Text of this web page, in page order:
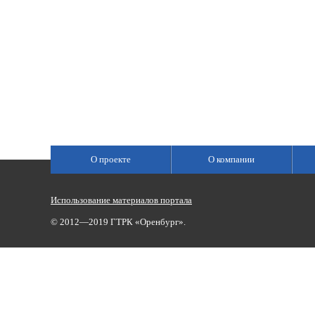
О проекте О компании
Использование материалов портала
© 2012—2019 ГТРК «Оренбург».
Сетевое издание «Государственный Интернет-Канал «Россия»